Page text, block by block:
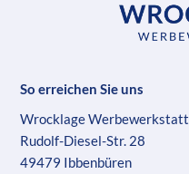
So erreichen Sie uns
Wrocklage Werbewerkstatt
Rudolf-Diesel-Str. 28
49479 Ibbenbüren